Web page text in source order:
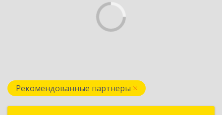
Рекомендованные партнеры